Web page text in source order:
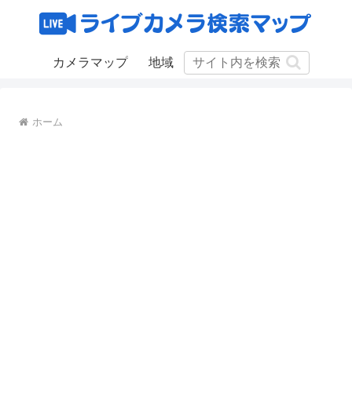
カメラマップ 地域
ホーム